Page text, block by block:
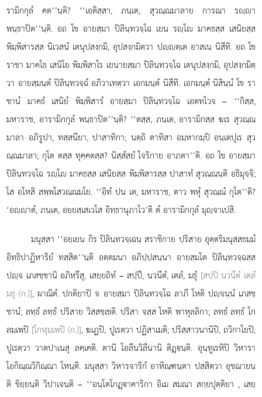
รามิกกุลํ คต’’นฺติ? ‘‘เอติสฺสา, ภนฺเต, สุวณฺณมาลาย การณา รฺา
พนฺธาปิต’’นฺติ. อถ โข อายสฺมา ปิลินฺทวจฺโฉ เยน รฺโ มาคธสฺส เสนิยสฺส
พิมฺพิสารสฺส นิเวสนํ เตนุปสงฺกมิ, อุปสงฺกมิตฺวา ปฺตฺเต อาสเน นิสีทิ. อถ โข
ราชา มาคโธ เสนิโย พิมฺพิสาโร เยนายสฺมา ปิลินฺทวจฺโฉ เตนุปสงฺกมิ, อุปสงฺกมิตฺ
วา อายสฺมนฺตํ ปิลินฺทวจฺฉํ อภิวาเทตฺวา เอกมนฺตํ นิสีทิ. เอกมนฺตํ นิสินฺนํ โข รา
ชานํ มาคธํ เสนิยํ พิมฺพิสารํ อายสฺมา ปิลินฺทวจฺโฉ เอตทโวจ – ‘‘กิสฺส,
มหาราช, อารามิกกุลํ พนฺธาปิต’’นฺติ? ‘‘ตสฺส, ภนฺเต, อารามิกสฺส ฆเร สุวณฺณ
มาลา อภิรูปา, ทสฺสนียา, ปาสาทิกา; นตฺถิ ตาทิสา อมฺหากมฺปิ อนฺเตปุเร สุว
ณฺณมาลา; กุโต ตสฺส ทุคฺคตสฺส? นิสฺสํสยํ โจริกาย อาภตา’’ติ. อถ โข อายสฺมา
ปิลินฺทวจฺโฉ รฺโ มาคธสฺส เสนิยสฺส พิมฺพิสารสฺส ปาสาทํ สุวณฺณนฺติ อธิมุจฺจิ;
โส อโหสิ สพฺพโสวณฺณมโย. ‘‘อิทํ ปน เต, มหาราช, ตาว พหุํ สุวณฺณํ กุโต’’ติ?
‘อฺาตํ, ภนฺเต, อยฺยสฺเสเวโสอิทฺธานุภาโว’ติ ตํ อารามิกกุลํ มุฺจาเปสิ.
มนุสฺสา ‘‘อยฺเยน กิร ปิลินฺทวจฺเฉน สราชิกาย ปริสาย อุตฺตริมนุสฺสธมฺมํ
อิทฺธิปาฏิหาริยํ ทสฺสิต’’นฺติ อตฺตมนา อภิปฺปสนฺนา อายสฺมโต ปิลินฺทวจฺฉสฺส
ปฺจ เภสชฺชานิ อภิหรึสุ, เสยฺยถิทํ – สปฺปึ, นวนีตํ, เตลํ, มธุํ [สปฺปิ นวนีตํ เตลํ
มธุ (ก.)], ผาณิตํ. ปกติยาปิ จ อายสฺมา ปิลินฺทวจฺโฉ ลาภี โหติ ปฺจนฺนํ เภสชฺ
ชานํ; ลทฺธํ ลทฺธํ ปริสาย วิสฺสชฺเชติ. ปริสา จสฺส โหติ พาหุลฺลิกา; ลทฺธํ ลทฺธํ โก
ลมฺเพปิ [โกฬุมฺเพปิ (ก.)], ฆเฏปิ, ปูเรตฺวา ปฏิสาเมติ; ปริสฺสาวนานิปิ, ถวิกาโยปิ,
ปูเรตฺวา วาตปาเนสุ ลคฺเคติ. ตานิ โอลีนวิลีนานิ ติฏฺนฺติ. อุนฺทูเรหิปิ วิหารา
โอกิณฺณวิกิณฺณา โหนฺติ. มนุสฺสา วิหารจาริกํ อาหิณฺฑนฺตา ปสฺสิตฺวา อุชฺฌายนฺ
ติ ขิยฺยนฺติ วิปาเจนฺติ – ‘‘อนฺโตโกฏฺาคาริกา อิเม สมณา สกฺยปุตฺติยา , เสยฺ